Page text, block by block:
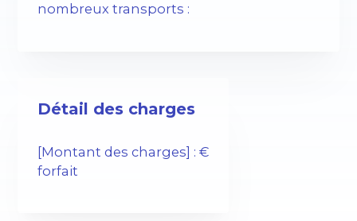
nombreux transports :
Détail des charges
[Montant des charges] : €
forfait